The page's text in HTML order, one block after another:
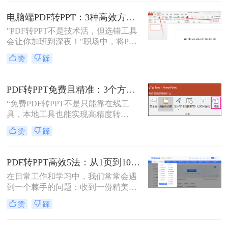
要么扫描版PDF转完还是图片格式，
更有甚者因为文件包含商业数据，转
换后收到平台的“付费解锁”勒索邮
件。
电脑端PDF转PPT：3种高效方法的操作步骤和格式保留设置！
"PDF转PPT不是技术活，但选错工具
会让你加班到深夜！"职场中，将PDF
报告一键转化为PPT演示文稿是高频
刚需。然而，90%的办公族曾陷入“转
工”的泥潭——这不是能力问题，而
是工具选择的致命陷阱。那么怎么在
电脑上把pdf转换成ppt呢？作为深耕
电脑办公软件测评8年的博主，我亲
测30+工具，今天聚焦精准高效的转
换方案，帮你避开99%的坑。拒绝低
赞 踩
PDF转PPT免费且精准：3个方法的转换精度和避坑指南！
“免费PDF转PPT不是只能靠在线工
具，本地工具也能实现高精度转
换”在职场办公与自媒体创作中，将
PDF格式的报告、课件、素材转为可
需求。但多数人在寻找免费转换方法
时，要么遭遇操作繁琐的困境，要么
面临转换后格式错乱、信息丢失的问
题，甚至担心文件隐私泄露
赞 踩
PDF转PPT高效5法：从1页到100页，方法选择差异很大！
在日常工作和学习中，我们常常会遇
到一个棘手的问题：收到一份精美的
PDF文件，却需要将其内容用于自己
的PPT演示文稿中。PDF因其格式固
赞 踩